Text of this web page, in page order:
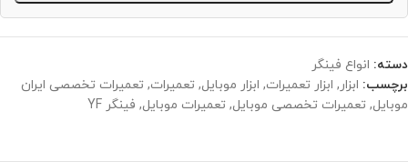
دسته: انواع فینگر
برچسب: ابزار, ابزار تعمیرات, ابزار موبایل, تعمیرات, تعمیرات تخصصی ایران
موبایل, تعمیرات تخصصی موبایل, تعمیرات موبایل, فینگر YF